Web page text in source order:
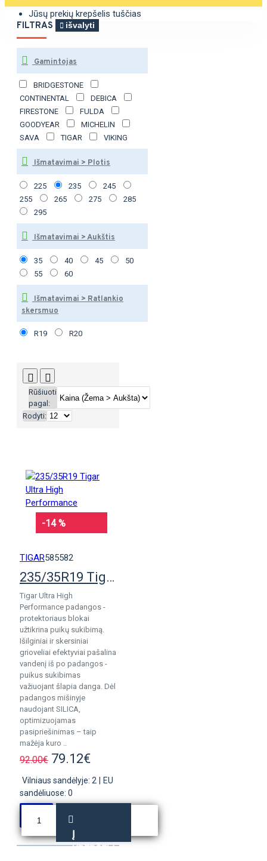
Jūsų prekių krepšelis tuščias
FILTRAS išvalyti
Gamintojas
BRIDGESTONE
CONTINENTAL
DEBICA
FIRESTONE
FULDA
GOODYEAR
MICHELIN
SAVA
TIGAR VIKING
Išmatavimai > Plotis
225 235
245
255
265 275
285
295
Išmatavimai > Aukštis
35 40 45
50
55
60
Išmatavimai > Ratlankio
skersmuo
R19 R20
Rūšiuoti
pagal:
Rodyti:
-14 %
TIGAR585582
235/35R19 Tigar Ultra High Performance
Tigar Ultra High
Performance padangos -
protektoriaus blokai
užtikrina puikų sukibimą.
Išilginiai ir skersiniai
grioveliai efektyviai pašalina
vandenį iš po padangos -
puikus sukibimas
važiuojant šlapia danga. Dėl
padangos mišinyje
naudojant SILICA,
optimizuojamas
pasipriešinimas – taip
mažėja kuro ..
92.00€ 79.12€
Vilniaus sandėlyje: 2
EU
sandėliuose: 0
Į
KREPŠELĮ